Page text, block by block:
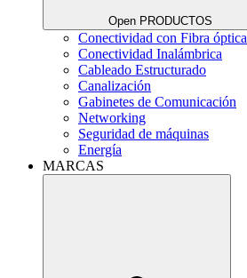
Open PRODUCTOS
Conectividad con Fibra óptica
Conectividad Inalámbrica
Cableado Estructurado
Canalización
Gabinetes de Comunicación
Networking
Seguridad de máquinas
Energía
MARCAS